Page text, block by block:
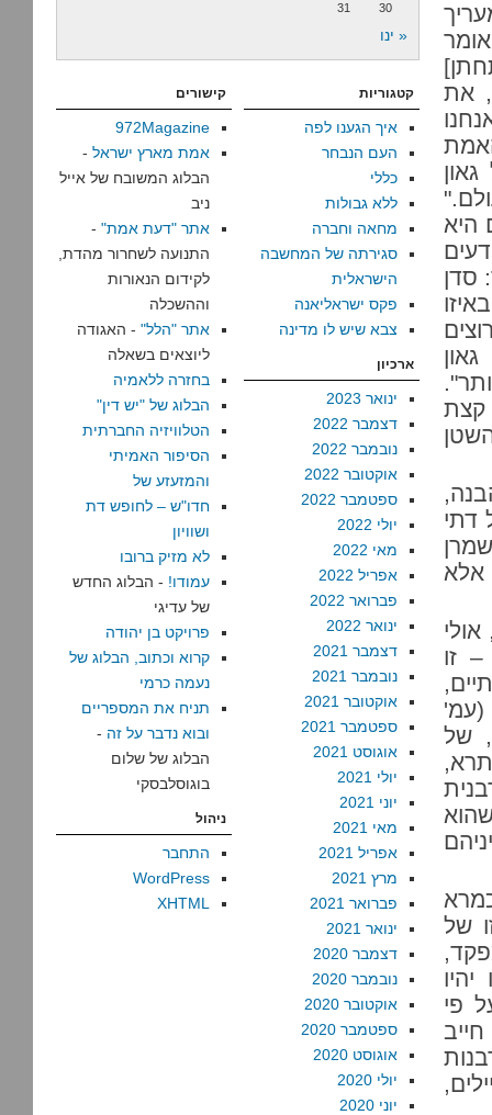
את
היא
סדן
קצת
דתי
זו
(עמ'
של
של
פי
חייב
30
31
« ינו
קטגוריות
איך הגענו לפה
העם הנבחר
כללי
ללא גבולות
מחאה וחברה
סגירתה של המחשבה
הישראלית
פקס ישראליאנה
צבא שיש לו מדינה
ארכיון
ינואר 2023
דצמבר 2022
נובמבר 2022
אוקטובר 2022
ספטמבר 2022
יולי 2022
מאי 2022
אפריל 2022
פברואר 2022
ינואר 2022
דצמבר 2021
נובמבר 2021
אוקטובר 2021
ספטמבר 2021
אוגוסט 2021
יולי 2021
יוני 2021
מאי 2021
אפריל 2021
מרץ 2021
פברואר 2021
ינואר 2021
דצמבר 2020
נובמבר 2020
אוקטובר 2020
ספטמבר 2020
אוגוסט 2020
יולי 2020
יוני 2020
קישורים
972Magazine
אמת מארץ ישראל -
הבלוג המשובח של אייל
ניב
אתר "דעת אמת" -
התנועה לשחרור מהדת,
לקידום הנאורות
וההשכלה
אתר "הלל" - האגודה
ליוצאים בשאלה
בחזרה ללאמיה
הבלוג של "יש דין"
הטלוויזיה החברתית
הסיפור האמיתי
והמזעזע של
חדו"ש – לחופש דת
ושוויון
לא מזיק ברובו
עמודו! - הבלוג החדש
של עדיגי
פרויקט בן יהודה
קרוא וכתוב, הבלוג של
נעמה כרמי
תניח את המספריים
ובוא נדבר על זה -
הבלוג של שלום
בוגוסלבסקי
ניהול
התחבר
WordPress
XHTML